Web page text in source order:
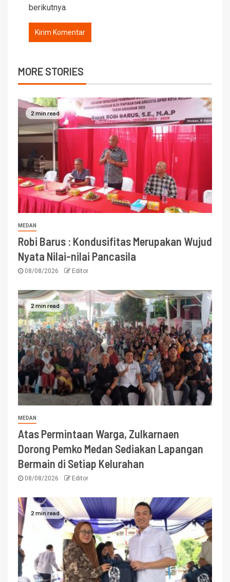
berikutnya.
MORE STORIES
2 min read
MEDAN
Robi Barus : Kondusifitas Merupakan Wujud
Nyata Nilai-nilai Pancasila
08/08/2026 Editor
2 min read
MEDAN
Atas Permintaan Warga, Zulkarnaen
Dorong Pemko Medan Sediakan Lapangan
Bermain di Setiap Kelurahan
08/08/2026 Editor
2 min read